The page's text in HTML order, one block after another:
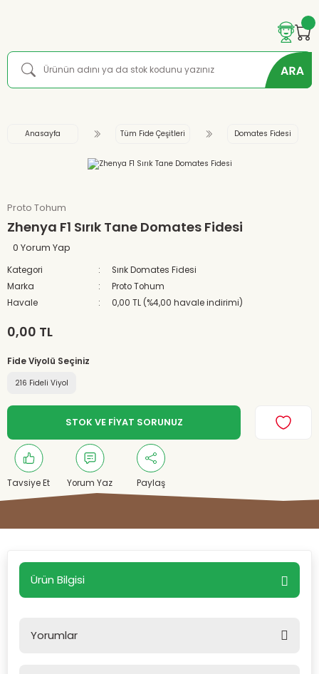
Anasayfa Tüm Fide Çeşitleri Domates Fidesi
Proto Tohum
Zhenya F1 Sırık Tane Domates Fidesi
0 Yorum Yap
Kategori
Sırık Domates Fidesi
Marka
Proto Tohum
Havale
0,00 TL (%4,00 havale indirimi)
0,00 TL
Fide Viyolü Seçiniz
216 Fideli Viyol
STOK VE FİYAT SORUNUZ
Tavsiye Et Yorum Yaz Paylaş
Ürün Bilgisi
Yorumlar